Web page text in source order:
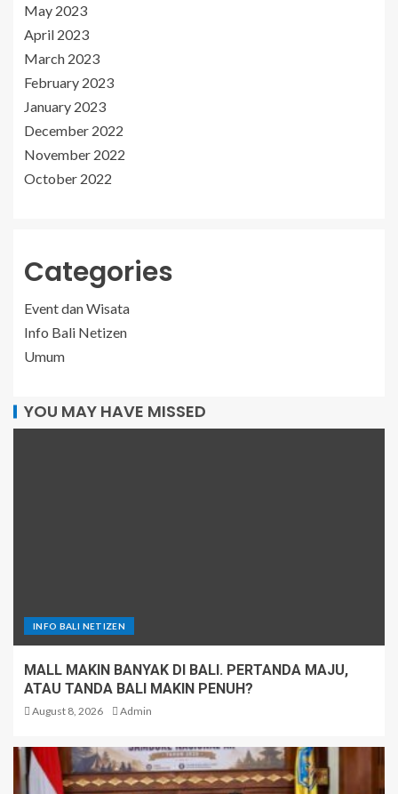
May 2023
April 2023
March 2023
February 2023
January 2023
December 2022
November 2022
October 2022
Categories
Event dan Wisata
Info Bali Netizen
Umum
YOU MAY HAVE MISSED
INFO BALI NETIZEN
MALL MAKIN BANYAK DI BALI. PERTANDA MAJU,
ATAU TANDA BALI MAKIN PENUH?
August 8, 2026 Admin